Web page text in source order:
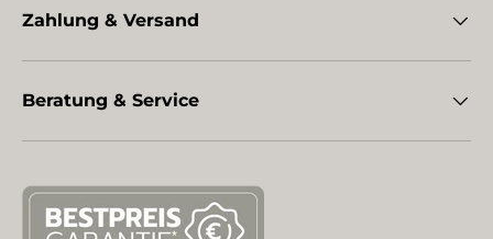
Zahlung & Versand
Beratung & Service